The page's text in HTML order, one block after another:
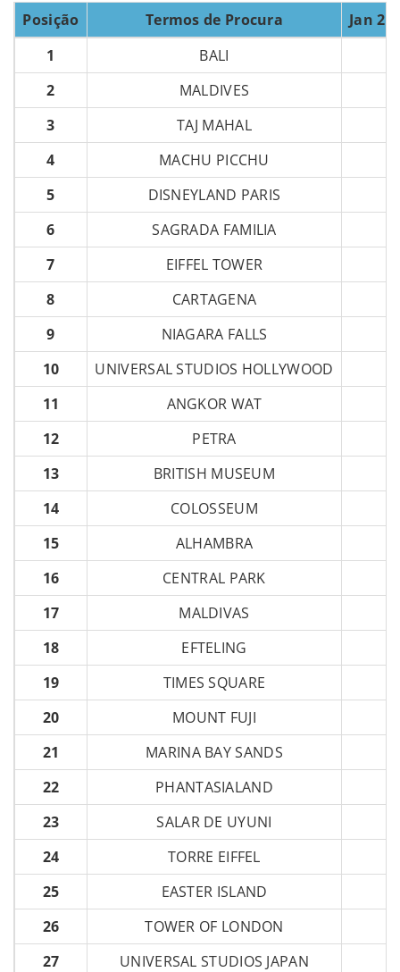
Posição Termos de Procura
Jan
1
BALI
2
MALDIVES
3
TAJ MAHAL
4
MACHU PICCHU
5
DISNEYLAND PARIS
6
SAGRADA FAMILIA
7
EIFFEL TOWER
8
CARTAGENA
9
NIAGARA FALLS
10
UNIVERSAL STUDIOS HOLLYWOOD
11
ANGKOR WAT
12
PETRA
13
BRITISH MUSEUM
14
COLOSSEUM
15
ALHAMBRA
16
CENTRAL PARK
17
MALDIVAS
18
EFTELING
19
TIMES SQUARE
20
MOUNT FUJI
21
MARINA BAY SANDS
22
PHANTASIALAND
23
SALAR DE UYUNI
24
TORRE EIFFEL
25
EASTER ISLAND
26
TOWER OF LONDON
27
UNIVERSAL STUDIOS JAPAN